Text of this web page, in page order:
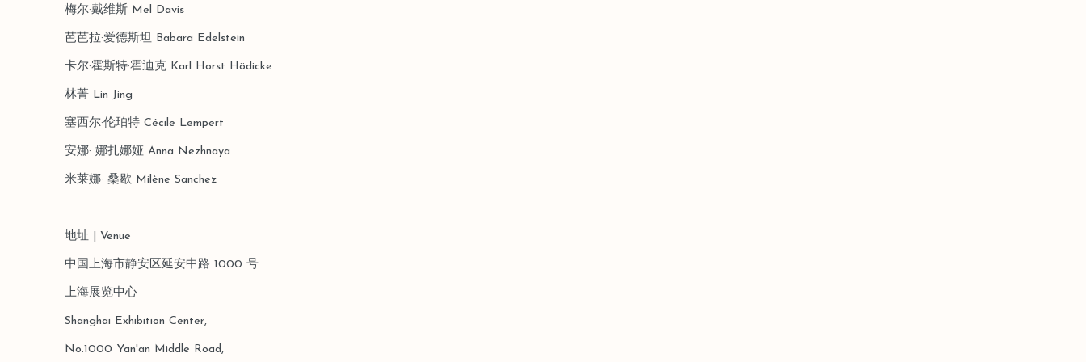
梅尔·戴维斯 Mel Davis
芭芭拉·爱德斯坦 Babara Edelstein
卡尔·霍斯特·霍迪克 Karl Horst Hödicke
林菁 Lin Jing
塞西尔·伦珀特 Cécile Lempert
安娜· 娜扎娜娅 Anna Nezhnaya
米莱娜· 桑歇 Milène Sanchez
地址 | Venue
中国上海市静安区延安中路 1000 号
上海展览中心
Shanghai Exhibition Center,
No.1000 Yan'an Middle Road,